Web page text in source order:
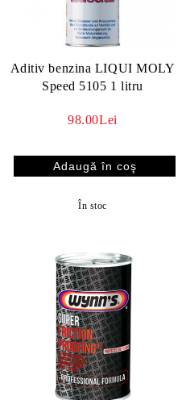
Aditiv benzina LIQUI MOLY
Speed 5105 1 litru
98.00Lei
În stoc